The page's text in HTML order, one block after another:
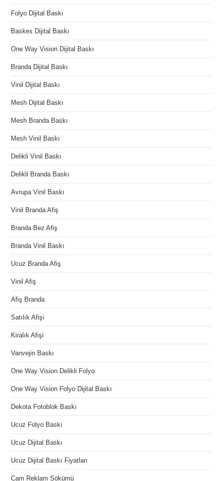
Folyo Dijital Baskı
Baskes Dijital Baskı
One Way Vision Dijital Baskı
Branda Dijital Baskı
Vinil Dijital Baskı
Mesh Dijital Baskı
Mesh Branda Baskı
Mesh Vinil Baskı
Delikli Vinil Baskı
Delikli Branda Baskı
Avrupa Vinil Baskı
Vinil Branda Afiş
Branda Bez Afiş
Branda Vinil Baskı
Ucuz Branda Afiş
Vinil Afiş
Afiş Branda
Satılık Afişi
Kiralık Afişi
Vanvejin Baskı
One Way Vision Delikli Folyo
One Way Vision Folyo Dijital Baskı
Dekota Fotoblok Baskı
Ucuz Folyo Baskı
Ucuz Dijital Baskı
Ucuz Dijital Baskı Fiyatları
Cam Reklam Sökümü